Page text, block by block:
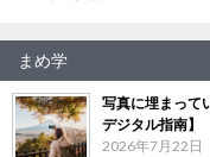
まめ学
写真に埋まって
デジタル指南】
2026年7月22日